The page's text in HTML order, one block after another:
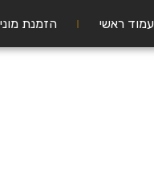
עמוד ראשי הזמנת